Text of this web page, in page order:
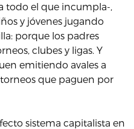
todo el que incumpla-,
y jóvenes jugando
porque los padres
clubes y ligas. Y
emitiendo avales a
que paguen por
sistema capitalista en